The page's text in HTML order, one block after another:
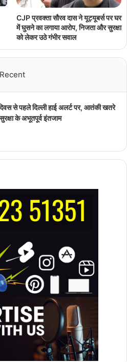
CJP प्रवक्ता सौरव दास ने यूट्यूबर्स पर घर
में घुसने का लगाया आरोप, निजता और सुरक्षा
को लेकर उठे गंभीर सवाल
Recent
से पहले दिल्ली हाई अलर्ट पर, आतंकी खतरे
के अभूतपूर्व इंतजाम